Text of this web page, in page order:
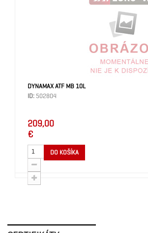
DYNAMAX ATF MB 10L
ID: 502804
209,00
€
DO KOŠÍKA